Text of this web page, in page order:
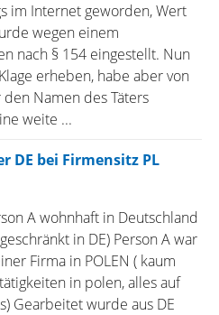
im Internet geworden, Wert
wegen einem
nach § 154 eingestellt. Nun
erheben, habe aber von
Namen des Täters
weite ...
DE bei Firmensitz PL
A wohnhaft in Deutschland
in DE) Person A war
Firma in POLEN ( kaum
in polen, alles auf
Gearbeitet wurde aus DE